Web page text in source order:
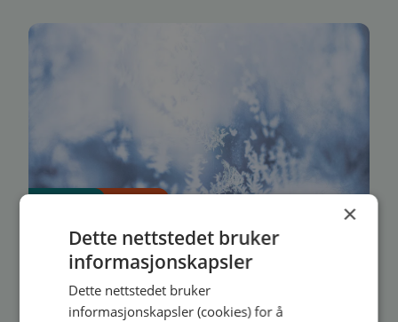
Hvem har ansvaret når
noen faller på isen?
Faller du på isen utenfor blokka og skader
×
Dette nettstedet bruker
informasjonskapsler
Dette nettstedet bruker
informasjonskapsler (cookies) for å